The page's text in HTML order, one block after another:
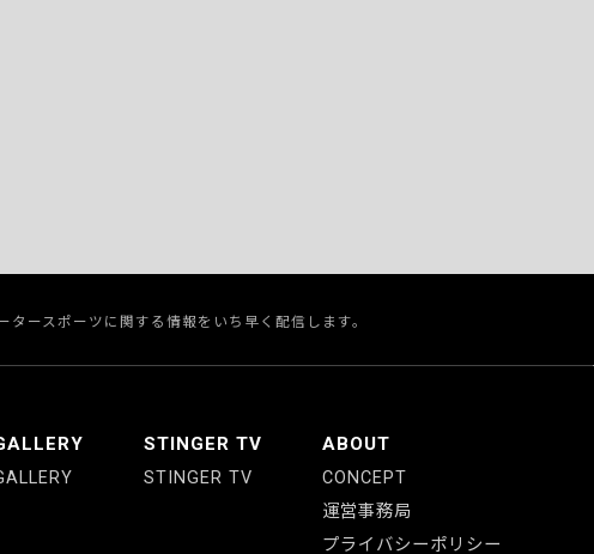
ースポーツに関する情報をいち早く配信します。
STINGER TV
STINGER TV
ABOUT
CONCEPT
運営事務局
プライバシーポリシー